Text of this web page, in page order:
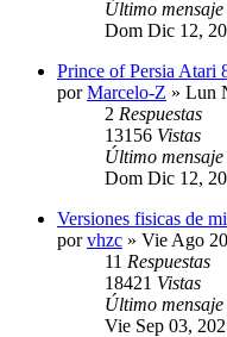
Último mensaje
Dom Dic 12,
Prince of Persia Atari
porMarcelo-Z » Lun
2 Respuestas
13156 Vistas
Último mensaje
Dom Dic 12,
Versiones fisicas de
porvhzc » Vie Ago
11 Respuestas
18421 Vistas
Último mensaje
Vie Sep 03,